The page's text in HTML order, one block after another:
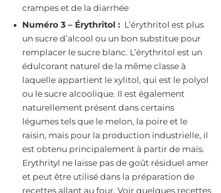
crampes et de la diarrhée
Numéro 3 – Érythritol : L’érythritol est plus
un sucre d’alcool ou un bon substitue pour
remplacer le sucre blanc. L’érythritol est un
édulcorant naturel de la même classe à
laquelle appartient le xylitol, qui est le polyol
ou le sucre alcoolique. Il est également
naturellement présent dans certains
légumes tels que le melon, la poire et le
raisin, mais pour la production industrielle, il
est obtenu principalement à partir de maïs.
Erythrityl ne laisse pas de goût résiduel amer
et peut être utilisé dans la préparation de
recettes allant au four. Voir quelques recettes